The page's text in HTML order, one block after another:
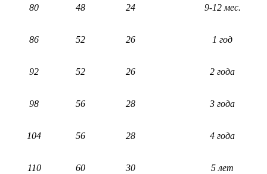
80 48 24 9-12 мес.
86 52 26 1 год
92 52 26 2 года
98 56 28 3 года
104 56 28 4 года
110 60 30 5 лет